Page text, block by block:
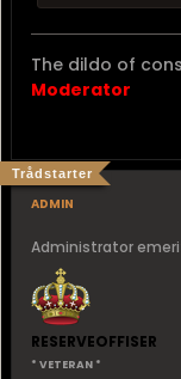
The dildo of
Moderator
admin
Trådstarter
Administrator
RESERVEOFFISER
* VETERAN *